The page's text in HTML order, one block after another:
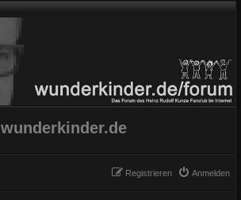
wunderkinder.de
Anmelden
Registrieren